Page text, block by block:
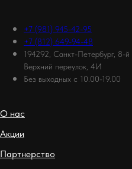
+7 (981) 945-42-95
+7 (812) 649-94-48
194292, Санкт-Петербург, 8-й
Верхний переулок, 4И
Без выходных с 10.00-19.00
О нас
Акции
Партнерство